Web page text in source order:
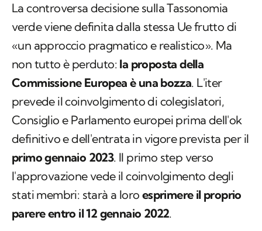
La controversa decisione sulla Tassonomia
verde viene definita dalla stessa Ue frutto di
«un approccio pragmatico e realistico». Ma
non tutto è perduto: la proposta della
Commissione Europea è una bozza. L'iter
prevede il coinvolgimento di colegislatori,
Consiglio e Parlamento europei prima dell'ok
definitivo e dell'entrata in vigore prevista per il
primo gennaio 2023. Il primo step verso
l'approvazione vede il coinvolgimento degli
stati membri: starà a loro esprimere il proprio
parere entro il 12 gennaio 2022.